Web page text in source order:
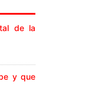
de la
y que